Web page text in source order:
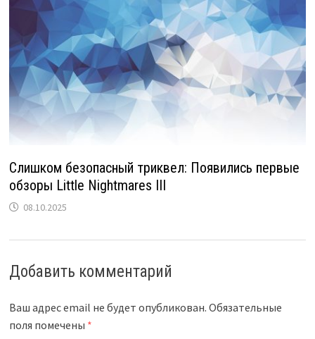
Слишком безопасный триквел: Появились первые
обзоры Little Nightmares III
08.10.2025
Добавить комментарий
Ваш адрес email не будет опубликован. Обязательные
поля помечены *